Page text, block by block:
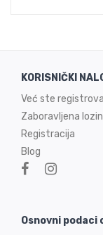
KORISNIČKI
Već ste
Zaboravljena
Registracija
Blog
Osnovni podaci